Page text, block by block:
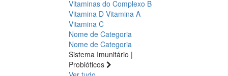
Vitaminas do Complexo B
Vitamina D Vitamina A
Vitamina C
Nome de Categoria
Nome de Categoria
Sistema Imunitário |
Probióticos